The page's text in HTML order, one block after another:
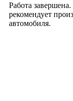
Работа
рекомендует
автомобиля.